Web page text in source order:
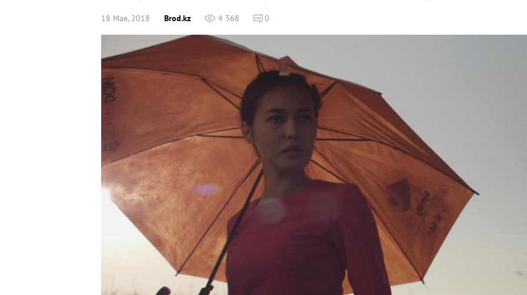
18 Мая, 2018 Brod.kz 4 368 0